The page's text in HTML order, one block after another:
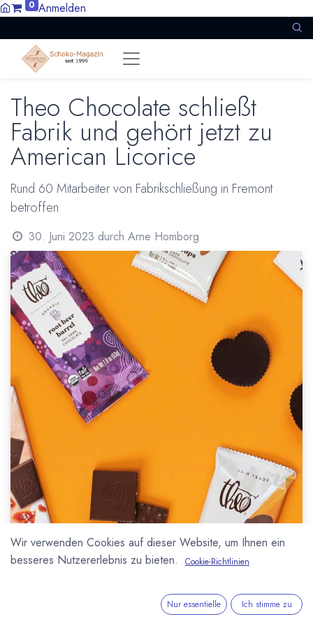
0 Anmelden
Theo Chocolate schließt
Fabrik und gehört jetzt zu
American Licorice
Rund 60 Mitarbeiter von Fabrikschließung in Fremont
betroffen
30. Juni 2023 durch Arne Homborg
Wir verwenden Cookies auf dieser Website, um Ihnen ein
besseres Nutzererlebnis zu bieten.
Cookie-Richtlinien
Nur essentielle Ich stimme zu